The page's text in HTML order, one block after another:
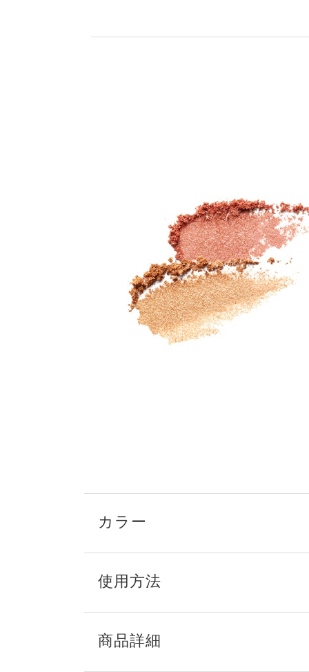
カラー
使用方法
商品詳細